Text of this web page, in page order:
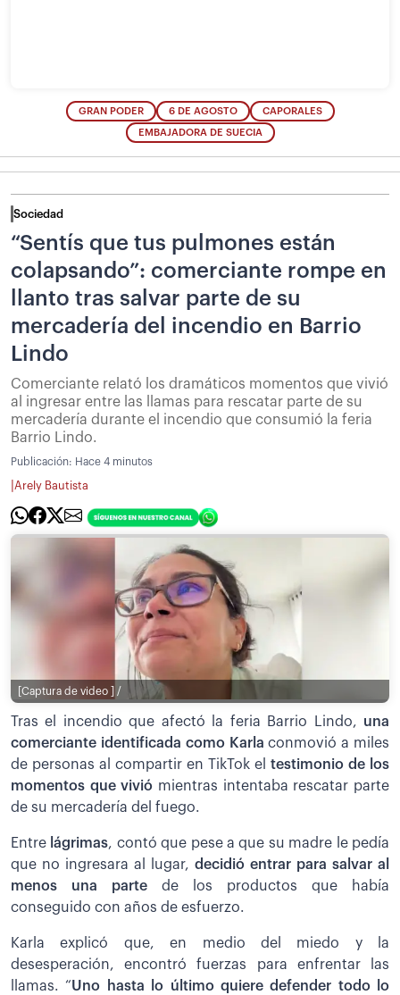
GRAN PODER 6 DE AGOSTO CAPORALES
EMBAJADORA DE SUECIA
Sociedad
“Sentís que tus pulmones están
colapsando”: comerciante rompe en
llanto tras salvar parte de su
mercadería del incendio en Barrio
Lindo
Comerciante relató los dramáticos momentos que vivió
al ingresar entre las llamas para rescatar parte de su
mercadería durante el incendio que consumió la feria
Barrio Lindo.
Publicación: Hace 4 minutos
Arely Bautista
[Captura de video ] /
Tras el incendio que afectó la feria Barrio Lindo, una
comerciante identificada como Karlaconmovió a miles
de personas al compartir en TikTok el testimonio de los
momentos que vivió mientras intentaba rescatar parte
de su mercadería del fuego.
Entre lágrimas, contó que pese a que su madre le pedía
que no ingresara al lugar, decidió entrar para salvar al
menos una parte de los productos que había
conseguido con años de esfuerzo.
Karla explicó que, en medio del miedo y la
desesperación, encontró fuerzas para enfrentar las
llamas. “Uno hasta lo último quiere defender todo lo